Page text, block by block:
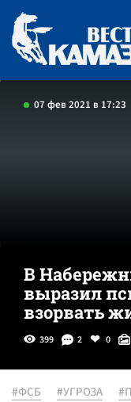
07 фев 2021 в 17:23
В
выразил
взорвать
399 2 0
#ФСБ #УГРОЗА